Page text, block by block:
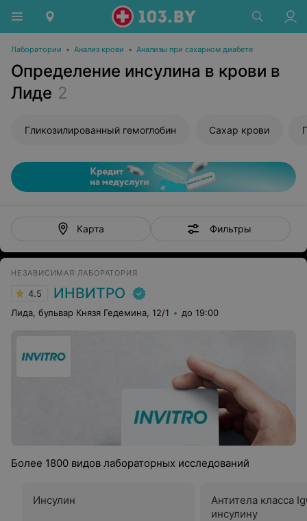
Лаборатории • Анализ крови • Анализы при сахарном диабете
Определение инсулина в крови в
Лиде 2
Гликозилированный гемоглобин Сахар крови
Карта Фильтры
НЕЗАВИСИМАЯ ЛАБОРАТОРИЯ
4.5 ИНВИТРО
Лида, бульвар Князя Гедемина, 12/1 до 19:00
Более 1800 видов лабораторных исследований
Инсулин
Антитела класса
инсулину